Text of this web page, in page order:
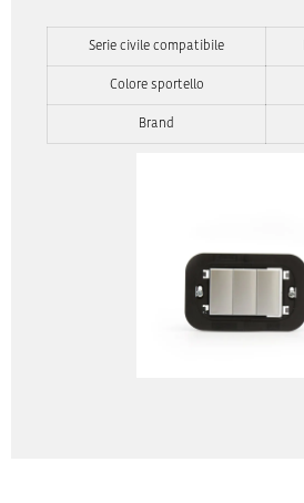
Serie civile compatibile
Colore sportello
Brand